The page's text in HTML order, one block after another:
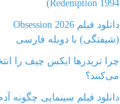
Redemption 1994)
دانلود فیلم Obsession 2026
(شیفتگی) با دوبله فارسی
چرا تریدرها ایکس چیف را
می‌کنند؟
دانلود فیلم سینمایی چگونه